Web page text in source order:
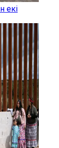
екі